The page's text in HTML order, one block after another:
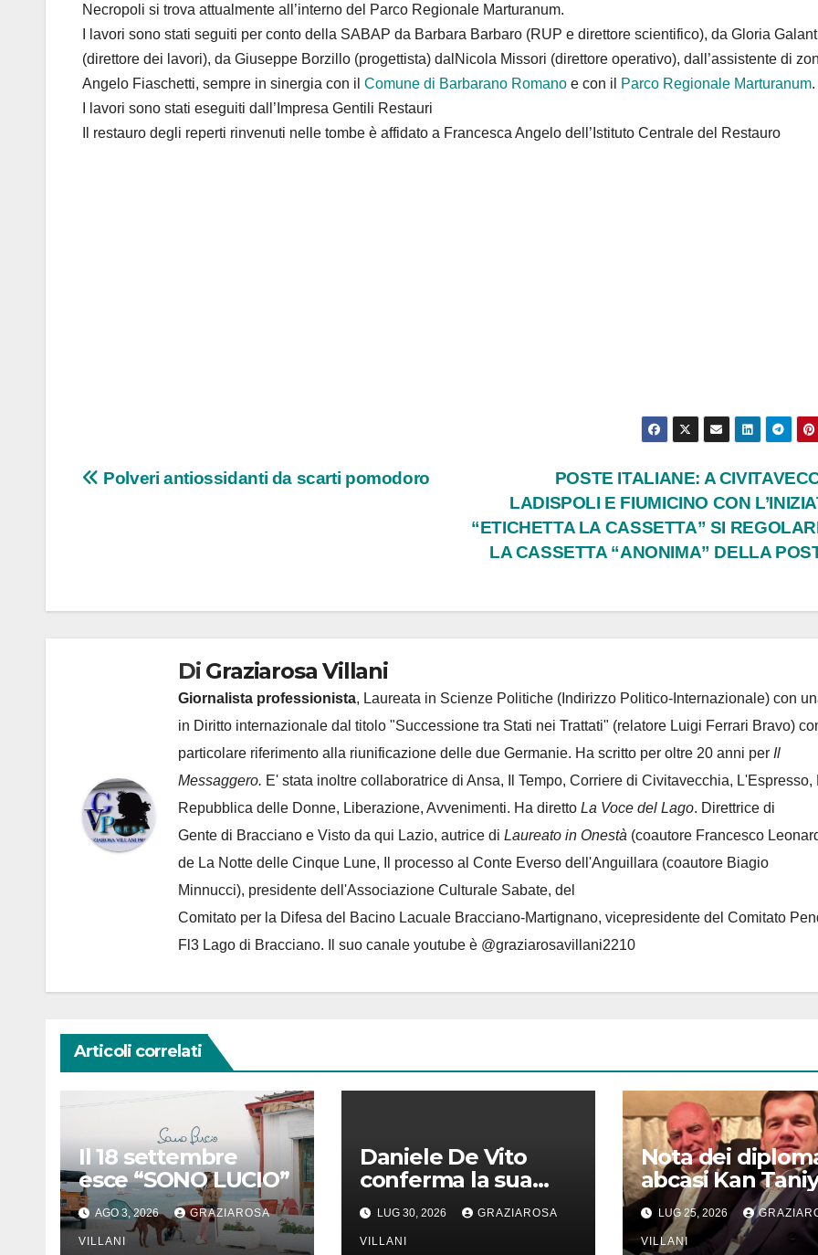
Necropoli si trova attualmente all’interno del Parco Regionale Marturanum.
I lavori sono stati seguiti per conto della SABAP da Barbara Barbaro (RUP e direttore scientifico), da Gloria
(direttore dei lavori), da Giuseppe Borzillo (progettista) dalNicola Missori (direttore operativo), dall’assistente di
Angelo Fiaschetti, sempre in sinergia con il Comune di Barbarano Romano e con il Parco Regionale Marturanum.
I lavori sono stati eseguiti dall’Impresa Gentili Restauri
Il restauro degli reperti rinvenuti nelle tombe è affidato a Francesca Angelo dell’Istituto Centrale del Restauro
Navigazione
POSTE ITALIANE: A
LADISPOLI E FIUMICINO CON
“ETICHETTA LA CASSETTA” SI
LA CASSETTA “ANONIMA” DELLA
Polveri antiossidanti da scarti pomodoro
Di Graziarosa Villani
Giornalista professionista, Laureata in Scienze Politiche (Indirizzo Politico-Internazionale) con
in Diritto internazionale dal titolo "Successione tra Stati nei Trattati" (relatore Luigi Ferrari Bravo)
particolare riferimento alla riunificazione delle due Germanie. Ha scritto per oltre 20 anni per Il
Messaggero. E' stata inoltre collaboratrice di Ansa, Il Tempo, Corriere di Civitavecchia, L'Espresso,
Repubblica delle Donne, Liberazione, Avvenimenti. Ha diretto La Voce del Lago. Direttrice di
Gente di Bracciano e Visto da qui Lazio, autrice di Laureato in Onestà (coautore Francesco
de La Notte delle Cinque Lune, Il processo al Conte Everso dell'Anguillara (coautore Biagio
Minnucci), presidente dell'Associazione Culturale Sabate, del
Comitato per la Difesa del Bacino Lacuale Bracciano-Martignano, vicepresidente del Comitato
Fl3 Lago di Bracciano. Il suo canale youtube è @graziarosavillani2210
Articoli correlati
Il 18 settembre
esce “SONO LUCIO”
AGO 3, 2026 GRAZIAROSA
VILLANI
Daniele De Vito
conferma la sua
adesione di Marco
Rizzo, nel rispetto
delle decisioni del 1°
LUG 30, 2026 GRAZIAROSA
VILLANI
Nota dei
abcasi Kan
Vito Grittani su
cosiddetto
LUG 25, 2026
VILLANI